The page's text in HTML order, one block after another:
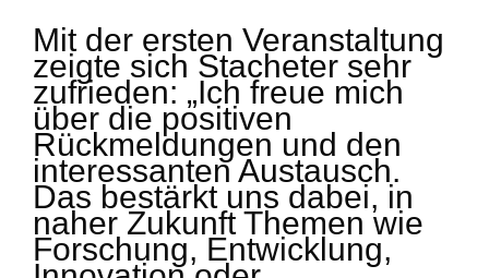
Mit der ersten Veranstaltung
zeigte sich Stacheter sehr
zufrieden: „Ich freue mich
über die positiven
Rückmeldungen und den
interessanten Austausch.
Das bestärkt uns dabei, in
naher Zukunft Themen wie
Forschung, Entwicklung,